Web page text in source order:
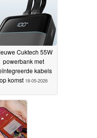
Cuktech 55W
powerbank met
kabels
op komst 18-05-2026